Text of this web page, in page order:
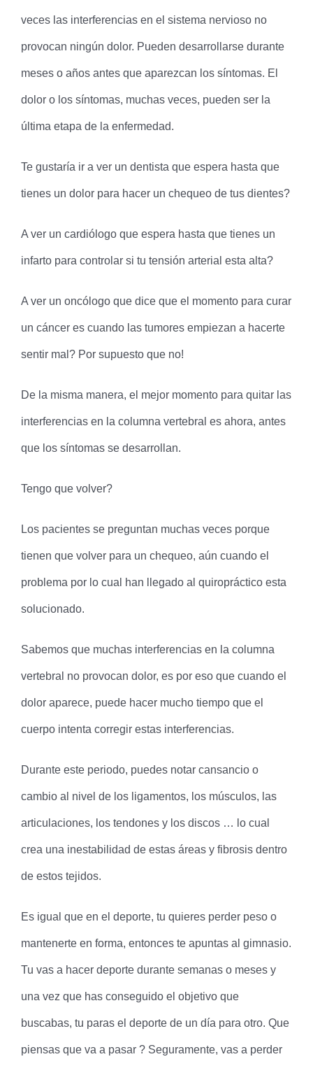
veces las interferencias en el sistema nervioso no
provocan ningún dolor. Pueden desarrollarse durante
meses o años antes que aparezcan los síntomas. El
dolor o los síntomas, muchas veces, pueden ser la
última etapa de la enfermedad.
Te gustaría ir a ver un dentista que espera hasta que
tienes un dolor para hacer un chequeo de tus dientes?
A ver un cardiólogo que espera hasta que tienes un
infarto para controlar si tu tensión arterial esta alta?
A ver un oncólogo que dice que el momento para curar
un cáncer es cuando las tumores empiezan a hacerte
sentir mal? Por supuesto que no!
De la misma manera, el mejor momento para quitar las
interferencias en la columna vertebral es ahora, antes
que los síntomas se desarrollan.
Tengo que volver?
Los pacientes se preguntan muchas veces porque
tienen que volver para un chequeo, aún cuando el
problema por lo cual han llegado al quiropráctico esta
solucionado.
Sabemos que muchas interferencias en la columna
vertebral no provocan dolor, es por eso que cuando el
dolor aparece, puede hacer mucho tiempo que el
cuerpo intenta corregir estas interferencias.
Durante este periodo, puedes notar cansancio o
cambio al nivel de los ligamentos, los músculos, las
articulaciones, los tendones y los discos … lo cual
crea una inestabilidad de estas áreas y fibrosis dentro
de estos tejidos.
Es igual que en el deporte, tu quieres perder peso o
mantenerte en forma, entonces te apuntas al gimnasio.
Tu vas a hacer deporte durante semanas o meses y
una vez que has conseguido el objetivo que
buscabas, tu paras el deporte de un día para otro. Que
piensas que va a pasar ? Seguramente, vas a perder